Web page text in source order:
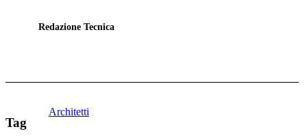
Redazione Tecnica
Tag
Architetti